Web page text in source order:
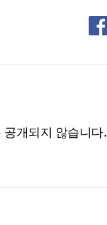
공개되지 않습니다.